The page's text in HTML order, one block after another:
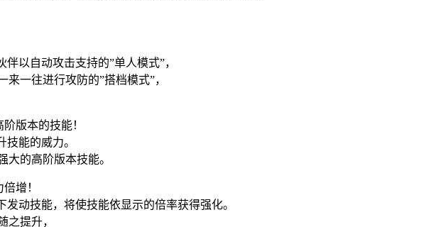
以自动攻击支持的”单人模式”，
一往进行攻防的”搭档模式”，
版本的技能！
技能的威力。
大的高阶版本技能。
增！
动技能，将使技能依显示的倍率获得强化。
之提升，